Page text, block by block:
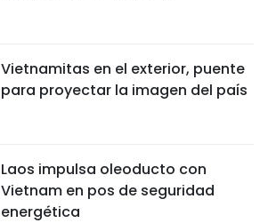
Vietnamitas en el exterior, puente
para proyectar la imagen del país
Laos impulsa oleoducto con
Vietnam en pos de seguridad
energética